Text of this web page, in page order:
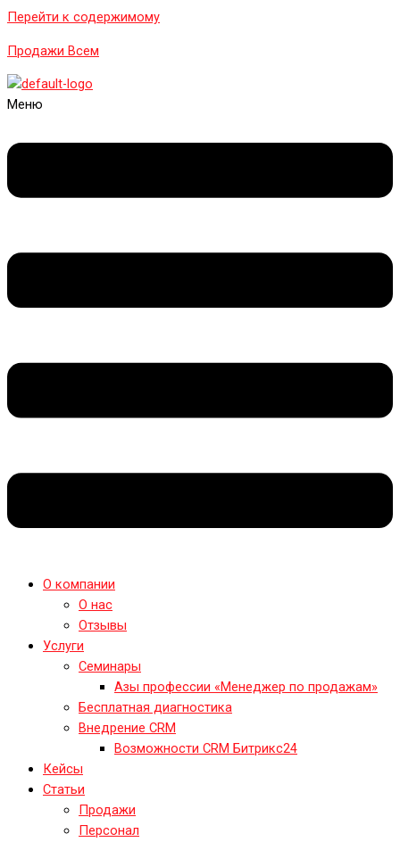
Перейти к содержимому
Продажи Всем
Меню
О компании
О нас
Отзывы
Услуги
Семинары
Азы профессии «Менеджер по продажам»
Бесплатная диагностика
Внедрение CRM
Возможности CRM Битрикс24
Кейсы
Статьи
Продажи
Персонал